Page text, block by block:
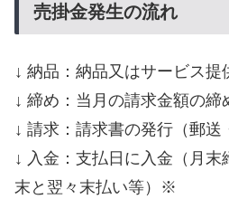
売掛金発生の流れ
↓ 納品：納品又はサービス提
↓ 締め：当月の請求金額の締
↓ 請求：請求書の発行（郵
↓ 入金：支払日に入金（月末
末と翌々末払い等）※